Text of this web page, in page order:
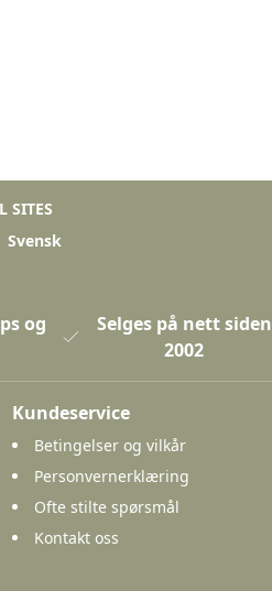
SITES
Svensk
og
Selges på nett siden
2002
Kundeservice
Betingelser og vilkår
Personvernerklæring
Ofte stilte spørsmål
Kontakt oss